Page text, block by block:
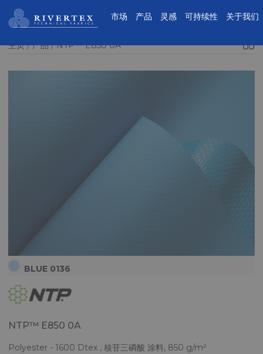
主页 产品 NTP™ E850 0A
BLUE 0136
NTP™ E850 0A
Polyester - 1600 Dtex , 核苷三磷酸 涂料, 850 g/m²
Rivertex技术面料集团 市场 产品 灵感 可持续性 关于我们